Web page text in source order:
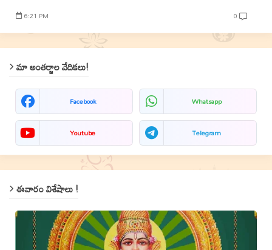
6:21 PM 0
మా అంతర్జాల వేదికలు!
Facebook Whatsapp
Youtube Telegram
ఈవారం విశేషాలు !